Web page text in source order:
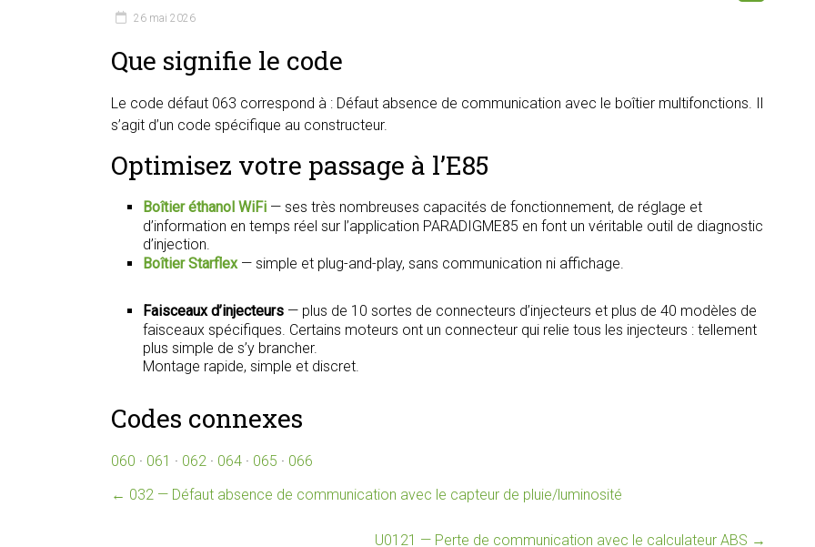
26 mai 2026
Que signifie le code
Le code défaut 063 correspond à : Défaut absence de communication avec le boîtier multifonctions. Il
s’agit d’un code spécifique au constructeur.
Optimisez votre passage à l’E85
Boîtier éthanol WiFi — ses très nombreuses capacités de fonctionnement, de réglage et
d’information en temps réel sur l’application PARADIGME85 en font un véritable outil de diagnostic
d’injection.
Boîtier Starflex— simple et plug-and-play, sans communication ni affichage.
Faisceaux d’injecteurs — plus de 10 sortes de connecteurs d’injecteurs et plus de 40 modèles de
faisceaux spécifiques. Certains moteurs ont un connecteur qui relie tous les injecteurs : tellement
plus simple de s’y brancher.
Montage rapide, simple et discret.
Codes connexes
060 · 061 · 062 · 064 · 065 · 066
← 032 — Défaut absence de communication avec le capteur de pluie/luminosité
U0121 — Perte de communication avec le calculateur ABS →